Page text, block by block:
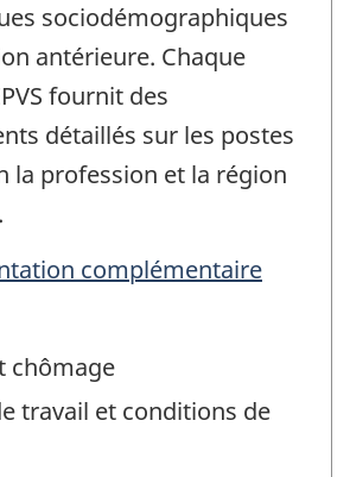
sociodémographiques
antérieure. Chaque
fournit des
détaillés sur les postes
la profession et la région
complémentaire
chômage
travail et conditions de